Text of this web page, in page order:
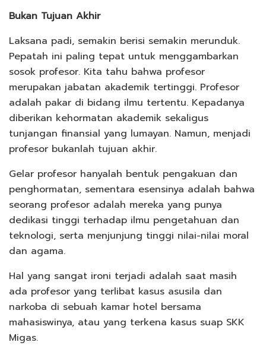
Bukan Tujuan Akhir
Laksana padi, semakin berisi semakin merunduk.
Pepatah ini paling tepat untuk menggambarkan
sosok profesor. Kita tahu bahwa profesor
merupakan jabatan akademik tertinggi. Profesor
adalah pakar di bidang ilmu tertentu. Kepadanya
diberikan kehormatan akademik sekaligus
tunjangan finansial yang lumayan. Namun, menjadi
profesor bukanlah tujuan akhir.
Gelar profesor hanyalah bentuk pengakuan dan
penghormatan, sementara esensinya adalah bahwa
seorang profesor adalah mereka yang punya
dedikasi tinggi terhadap ilmu pengetahuan dan
teknologi, serta menjunjung tinggi nilai-nilai moral
dan agama.
Hal yang sangat ironi terjadi adalah saat masih
ada profesor yang terlibat kasus asusila dan
narkoba di sebuah kamar hotel bersama
mahasiswinya, atau yang terkena kasus suap SKK
Migas.